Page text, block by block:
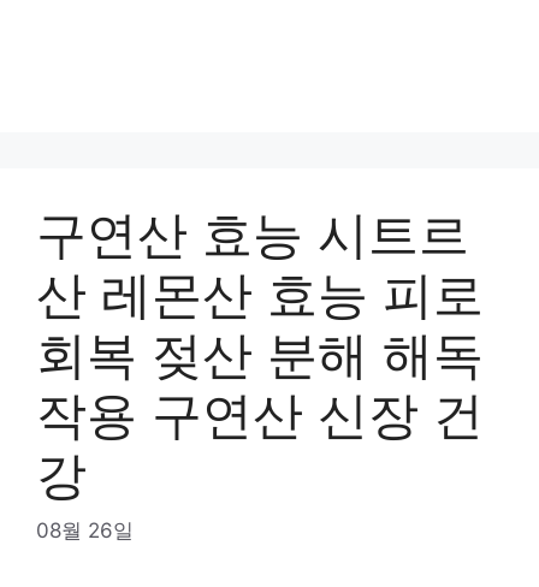
구연산 효능 시트르
산 레몬산 효능 피로
회복 젖산 분해 해독
작용 구연산 신장 건
강
08월 26일